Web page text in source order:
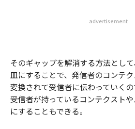
advertisement
そのギャップを解消する方法とし
皿にすることで、発信者のコンテ
変換されて受信者に伝わっていくの
受信者が持っているコンテクスト
にすることもできる。